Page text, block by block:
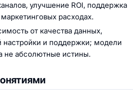
улучшение ROI, поддержка
расходах.
от качества данных,
настройки и поддержки; модели
не абсолютные истины.